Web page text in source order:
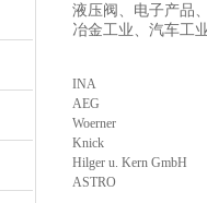
液压阀、电子产品
冶金工业、汽车工
INA
AEG
Woerner
Knick
Hilger u. Kern GmbH
ASTRO